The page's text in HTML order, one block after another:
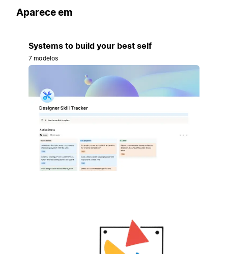
Aparece em
Systems to build your best self
7 modelos